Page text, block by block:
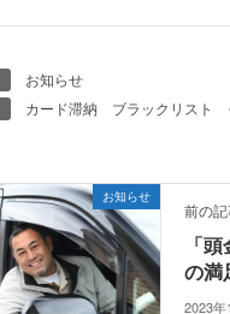
お知らせ
カード滞納 ブラックリスト
お知らせ
前の
「
の満
2023年